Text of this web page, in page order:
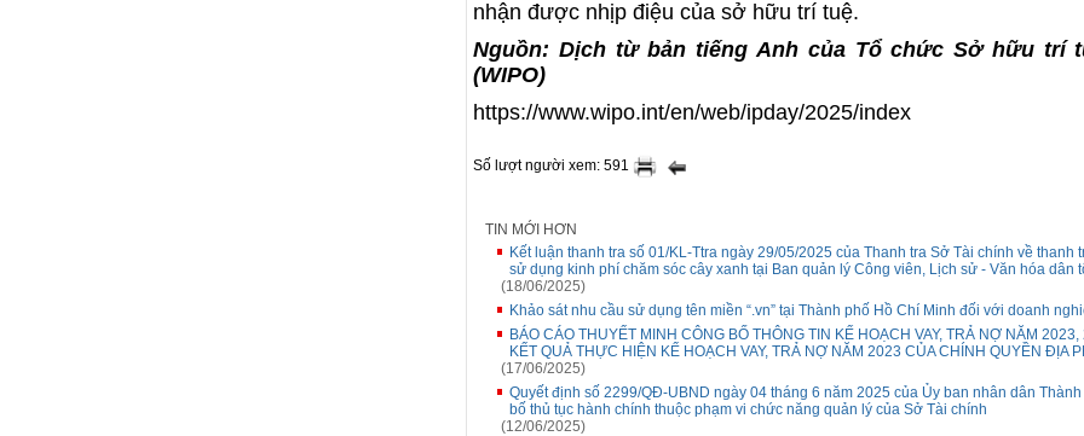
nhận được nhịp điệu của sở hữu trí tuệ.
Nguồn: Dịch từ bản tiếng Anh của Tổ chức Sở hữu trí
(WIPO)
https://www.wipo.int/en/web/ipday/2025/index
Số lượt người xem: 591
TIN MỚI HƠN
Kết luận thanh tra số 01/KL-Ttra ngày 29/05/2025 của Thanh tra Sở Tài chính về thanh
sử dụng kinh phí chăm sóc cây xanh tại Ban quản lý Công viên, Lịch sử - Văn hóa dân
(18/06/2025)
Khảo sát nhu cầu sử dụng tên miền “.vn” tại Thành phố Hồ Chí Minh đối với doanh
BÁO CÁO THUYẾT MINH CÔNG BỐ THÔNG TIN KẾ HOẠCH VAY, TRẢ NỢ NĂM
KẾT QUẢ THỰC HIỆN KẾ HOẠCH VAY, TRẢ NỢ NĂM 2023 CỦA CHÍNH QUYỀN ĐỊA
(17/06/2025)
Quyết định số 2299/QĐ-UBND ngày 04 tháng 6 năm 2025 của Ủy ban nhân dân
bố thủ tục hành chính thuộc phạm vi chức năng quản lý của Sở Tài chính
(12/06/2025)